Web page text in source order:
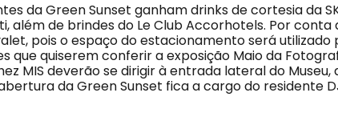
da Green Sunset ganham drinks de cortesia da
além de brindes do Le Club Accorhotels. Por conta
pois o espaço do estacionamento será
que quiserem conferir a exposição Maio da
MIS deverão se dirigir à entrada lateral do Museu,
da Green Sunset fica a cargo do residente